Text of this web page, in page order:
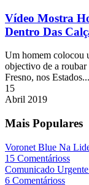
Vídeo Mostra
Dentro Das
Um homem colocou
objectivo de a roubar
Fresno, nos Estados...
15
Abril 2019
Mais Populares
Voronet Blue Na
15 Comentárioss
Comunicado
6 Comentárioss